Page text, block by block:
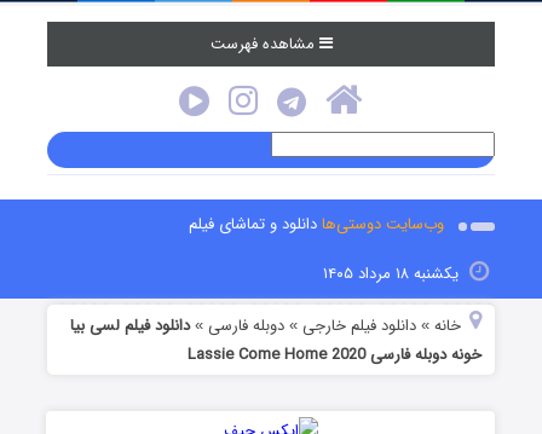
مشاهده فهرست
وب‌سایت دوستی‌هادانلود و تماشای فیلم
یکشنبه ۱۸ مرداد ۱۴۰۵
خانه »دانلود فیلم خارجی »دوبله فارسی »دانلود فیلم لسی بیا
خونه دوبله فارسی Lassie Come Home 2020